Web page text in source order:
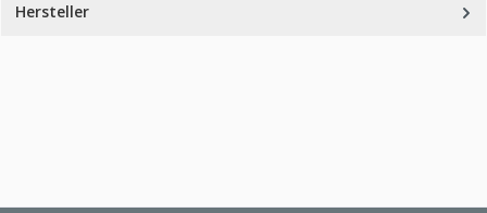
Hersteller